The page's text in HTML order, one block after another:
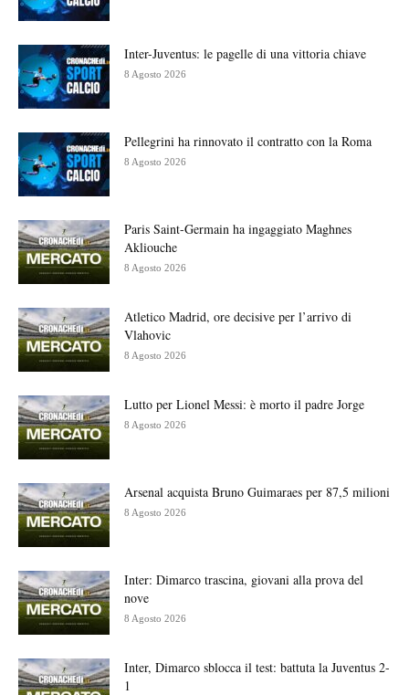
Inter-Juventus: le pagelle di una vittoria chiave
8 Agosto 2026
Pellegrini ha rinnovato il contratto con la Roma
8 Agosto 2026
Paris Saint-Germain ha ingaggiato Maghnes
Akliouche
8 Agosto 2026
Atletico Madrid, ore decisive per l’arrivo di
Vlahovic
8 Agosto 2026
Lutto per Lionel Messi: è morto il padre Jorge
8 Agosto 2026
Arsenal acquista Bruno Guimaraes per 87,5 milioni
8 Agosto 2026
Inter: Dimarco trascina, giovani alla prova del
nove
8 Agosto 2026
Inter, Dimarco sblocca il test: battuta la Juventus 2-
1